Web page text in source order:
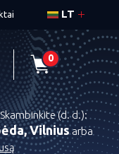
LT
0
(d. d.):
Vilniusarba